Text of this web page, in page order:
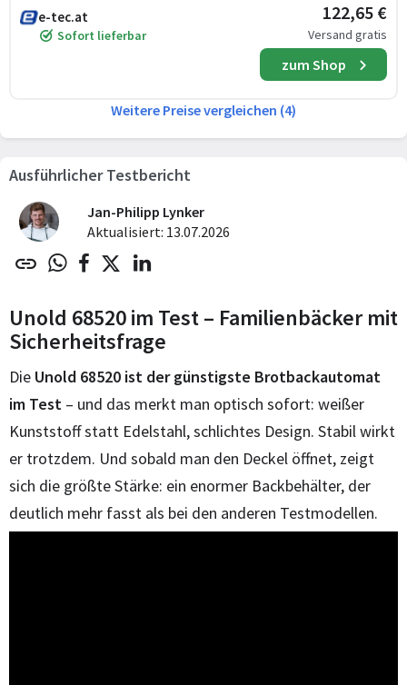
e-tec.at
Sofort lieferbar
122,65 €
Versand gratis
zum Shop
Weitere Preise vergleichen (4)
Ausführlicher Testbericht
Jan-Philipp Lynker
Aktualisiert: 13.07.2026
Unold 68520 im Test – Familienbäcker mit
Sicherheitsfrage
Die Unold 68520 ist der günstigste Brotbackautomat
im Test – und das merkt man optisch sofort: weißer
Kunststoff statt Edelstahl, schlichtes Design. Stabil wirkt
er trotzdem. Und sobald man den Deckel öffnet, zeigt
sich die größte Stärke: ein enormer Backbehälter, der
deutlich mehr fasst als bei den anderen Testmodellen.